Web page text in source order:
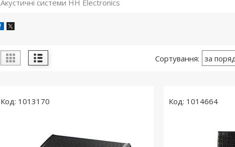
Акустичні системи HH Electronics
1013170 1014664